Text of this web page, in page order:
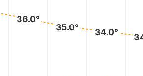
36.0°
35.0° 34.0°